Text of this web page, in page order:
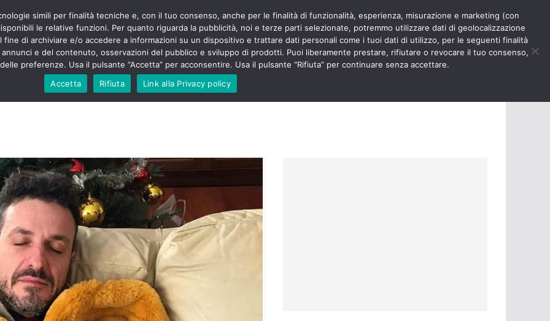
sono
senza
aggressioni
“tagli e
proclamato lo
Up contro
e
Up:
anche
POLITICA STUDENTI SALUTE COMUNICATI CURIOSITÀ NURSE TIMES
simili per finalità tecniche e, con il tuo consenso, anche per le finalità di funzionalità, esperienza, misurazione e marketing (con
le relative funzioni. Per quanto riguarda la pubblicità, noi e terze parti selezionate, potremmo utilizzare dati di geolocalizzazione
fine di archiviare e/o accedere a informazioni su un dispositivo e trattare dati personali come i tuoi dati di utilizzo, per le seguenti finalità
e del contenuto, osservazioni del pubblico e sviluppo di prodotti. Puoi liberamente prestare, rifiutare o revocare il tuo consenso,
preferenze. Usa il pulsante “Accetta” per acconsentire. Usa il pulsante “Rifiuta” per continuare senza accettare.
Accetta
Rifiuta Link alla Privacy policy